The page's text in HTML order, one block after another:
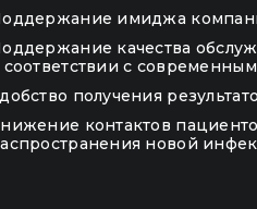
имиджа
качества
соответствии с
получения
контактов
новой